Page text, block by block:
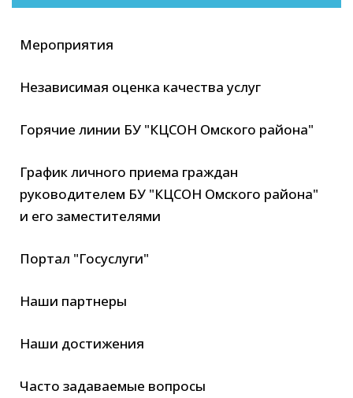
Мероприятия
Независимая оценка качества услуг
Горячие линии БУ "КЦСОН Омского района"
График личного приема граждан
руководителем БУ "КЦСОН Омского района"
и его заместителями
Портал "Госуслуги"
Наши партнеры
Наши достижения
Часто задаваемые вопросы